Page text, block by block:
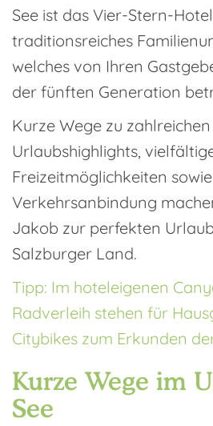
See ist das Vier-Stern-
traditionsreiches
welches von Ihren
der fünften Generation
Kurze Wege zu zahlreichen
Urlaubshighlights,
Freizeitmöglichkeiten
Verkehrsanbindung
Jakob zur perfekten
Salzburger Land.
Tipp: Im hoteleigenen
Radverleih stehen für
Citybikes zum Erkunden
Kurze Wege im
See